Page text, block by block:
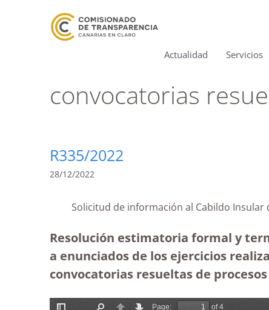
Actualidad Servicios
convocatorias
R335/2022
28/12/2022
Solicitud de información al Cabildo
Resolución estimatoria formal y
a enunciados de los ejercicios
convocatorias resueltas de procesos